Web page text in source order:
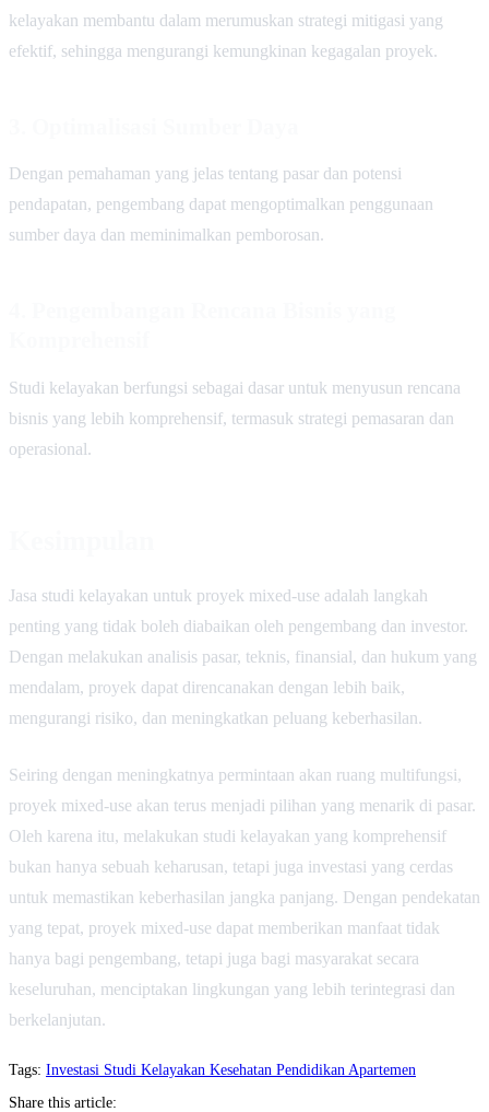
kelayakan membantu dalam merumuskan strategi mitigasi yang
efektif, sehingga mengurangi kemungkinan kegagalan proyek.
Dengan pemahaman yang jelas tentang pasar dan potensi
pendapatan, pengembang dapat mengoptimalkan penggunaan
sumber daya dan meminimalkan pemborosan.
Studi kelayakan berfungsi sebagai dasar untuk menyusun rencana
bisnis yang lebih komprehensif, termasuk strategi pemasaran dan
operasional.
Jasa studi kelayakan untuk proyek mixed-use adalah langkah
penting yang tidak boleh diabaikan oleh pengembang dan investor.
Dengan melakukan analisis pasar, teknis, finansial, dan hukum yang
mendalam, proyek dapat direncanakan dengan lebih baik,
mengurangi risiko, dan meningkatkan peluang keberhasilan.
Seiring dengan meningkatnya permintaan akan ruang multifungsi,
proyek mixed-use akan terus menjadi pilihan yang menarik di pasar.
Oleh karena itu, melakukan studi kelayakan yang komprehensif
bukan hanya sebuah keharusan, tetapi juga investasi yang cerdas
untuk memastikan keberhasilan jangka panjang. Dengan pendekatan
yang tepat, proyek mixed-use dapat memberikan manfaat tidak
hanya bagi pengembang, tetapi juga bagi masyarakat secara
keseluruhan, menciptakan lingkungan yang lebih terintegrasi dan
berkelanjutan.
Tags: Investasi Studi Kelayakan Kesehatan Pendidikan Apartemen
Share this article: